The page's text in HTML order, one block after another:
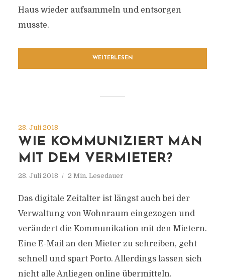
Haus wieder aufsammeln und entsorgen
musste.
WEITERLESEN
28. Juli 2018
WIE KOMMUNIZIERT MAN
MIT DEM VERMIETER?
28. Juli 2018 2 Min. Lesedauer
Das digitale Zeitalter ist längst auch bei der
Verwaltung von Wohnraum eingezogen und
verändert die Kommunikation mit den Mietern.
Eine E-Mail an den Mieter zu schreiben, geht
schnell und spart Porto. Allerdings lassen sich
nicht alle Anliegen online übermitteln.